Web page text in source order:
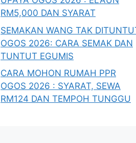
RM5,000 DAN SYARAT
SEMAKAN WANG TAK
OGOS 2026: CARA SEMAK DAN
TUNTUT EGUMIS
CARA MOHON RUMAH PPR
OGOS 2026 : SYARAT, SEWA
RM124 DAN TEMPOH TUNGGU